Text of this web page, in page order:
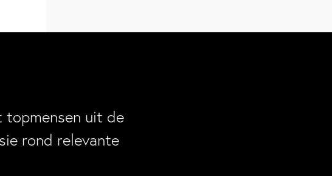
topmensen uit de
rond relevante